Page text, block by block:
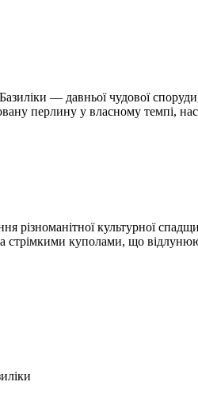
— давньої чудової
перлину у власному темпі,
різноманітної культурної
куполами, що